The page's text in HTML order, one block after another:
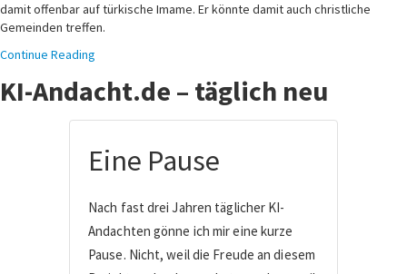
damit offenbar auf türkische Imame. Er könnte damit auch christliche
Gemeinden treffen.
Continue Reading
KI-Andacht.de – täglich neu